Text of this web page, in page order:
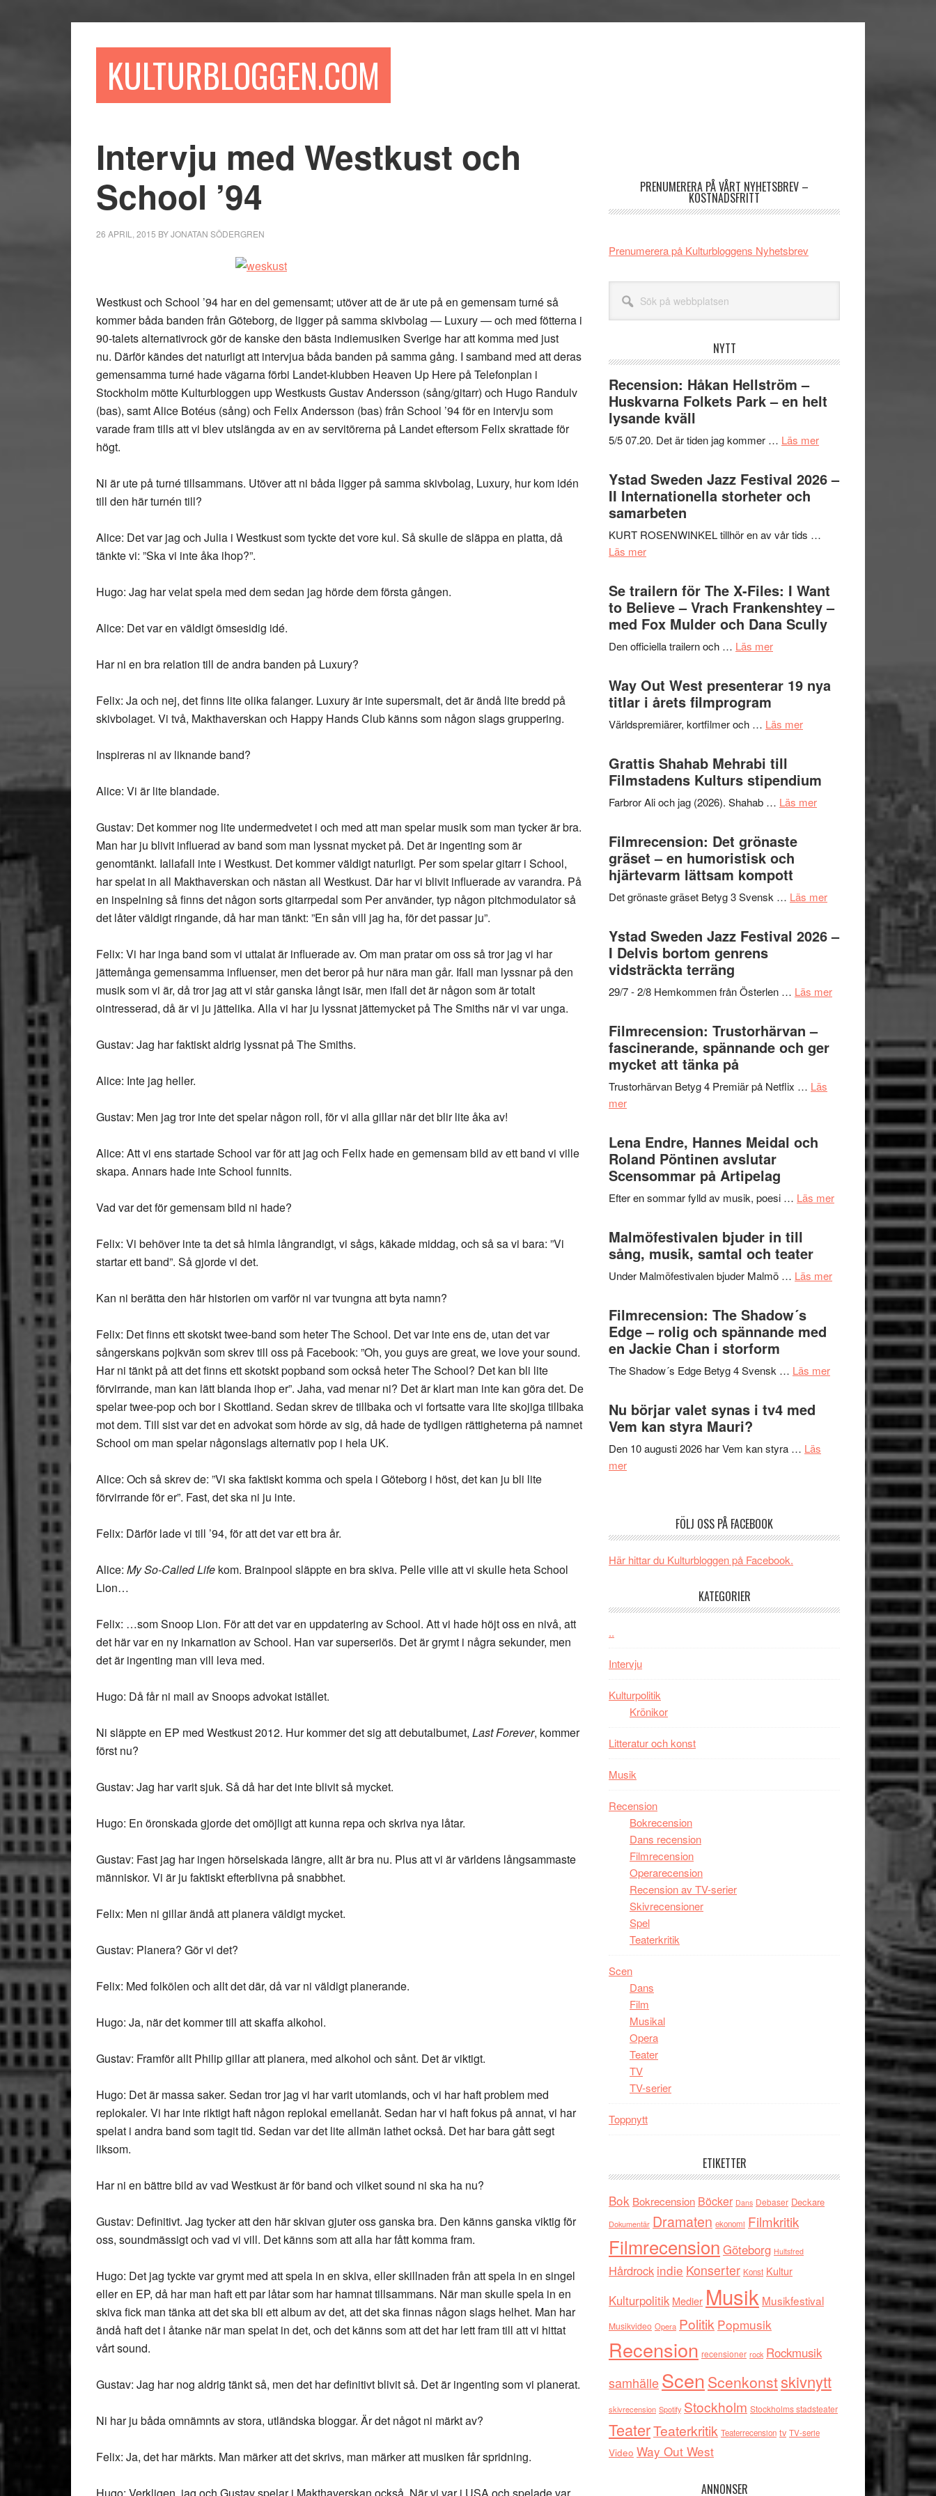
KULTURBLOGGEN.COM
Intervju med Westkust och
School ’94
26 APRIL, 2015 BYJONATAN SÖDERGREN
Westkust och School ’94 har en del gemensamt; utöver att de är ute på en gemensam turné så
kommer båda banden från Göteborg, de ligger på samma skivbolag — Luxury — och med fötterna i
90-talets alternativrock gör de kanske den bästa indiemusiken Sverige har att komma med just
nu. Därför kändes det naturligt att intervjua båda banden på samma gång. I samband med att deras
gemensamma turné hade vägarna förbi Landet-klubben Heaven Up Here på Telefonplan i
Stockholm mötte Kulturbloggen upp Westkusts Gustav Andersson (sång/gitarr) och Hugo Randulv
(bas), samt Alice Botéus (sång) och Felix Andersson (bas) från School ’94 för en intervju som
varade fram tills att vi blev utslängda av en av servitörerna på Landet eftersom Felix skrattade för
högt.
Ni är ute på turné tillsammans. Utöver att ni båda ligger på samma skivbolag, Luxury, hur kom idén
till den här turnén till?
Alice: Det var jag och Julia i Westkust som tyckte det vore kul. Så skulle de släppa en platta, då
tänkte vi: ”Ska vi inte åka ihop?”.
Hugo: Jag har velat spela med dem sedan jag hörde dem första gången.
Alice: Det var en väldigt ömsesidig idé.
Har ni en bra relation till de andra banden på Luxury?
Felix: Ja och nej, det finns lite olika falanger. Luxury är inte supersmalt, det är ändå lite bredd på
skivbolaget. Vi två, Makthaverskan och Happy Hands Club känns som någon slags gruppering.
Inspireras ni av liknande band?
Alice: Vi är lite blandade.
Gustav: Det kommer nog lite undermedvetet i och med att man spelar musik som man tycker är bra.
Man har ju blivit influerad av band som man lyssnat mycket på. Det är ingenting som är
genomtänkt. Iallafall inte i Westkust. Det kommer väldigt naturligt. Per som spelar gitarr i School,
har spelat in all Makthaverskan och nästan all Westkust. Där har vi blivit influerade av varandra. På
en inspelning så finns det någon sorts gitarrpedal som Per använder, typ någon pitchmodulator så
det låter väldigt ringande, då har man tänkt: ”En sån vill jag ha, för det passar ju”.
Felix: Vi har inga band som vi uttalat är influerade av. Om man pratar om oss så tror jag vi har
jättemånga gemensamma influenser, men det beror på hur nära man går. Ifall man lyssnar på den
musik som vi är, då tror jag att vi står ganska långt isär, men ifall det är någon som är totalt
ointresserad, då är vi ju jättelika. Alla vi har ju lyssnat jättemycket på The Smiths när vi var unga.
Gustav: Jag har faktiskt aldrig lyssnat på The Smiths.
Alice: Inte jag heller.
Gustav: Men jag tror inte det spelar någon roll, för vi alla gillar när det blir lite åka av!
Alice: Att vi ens startade School var för att jag och Felix hade en gemensam bild av ett band vi ville
skapa. Annars hade inte School funnits.
Vad var det för gemensam bild ni hade?
Felix: Vi behöver inte ta det så himla långrandigt, vi sågs, käkade middag, och så sa vi bara: ”Vi
startar ett band”. Så gjorde vi det.
Kan ni berätta den här historien om varför ni var tvungna att byta namn?
Felix: Det finns ett skotskt twee-band som heter The School. Det var inte ens de, utan det var
sångerskans pojkvän som skrev till oss på Facebook: ”Oh, you guys are great, we love your sound.
Har ni tänkt på att det finns ett skotskt popband som också heter The School? Det kan bli lite
förvirrande, man kan lätt blanda ihop er”. Jaha, vad menar ni? Det är klart man inte kan göra det. De
spelar twee-pop och bor i Skottland. Sedan skrev de tillbaka och vi fortsatte vara lite skojiga tillbaka
mot dem. Till sist var det en advokat som hörde av sig, då hade de tydligen rättigheterna på namnet
School om man spelar någonslags alternativ pop i hela UK.
Alice: Och så skrev de: ”Vi ska faktiskt komma och spela i Göteborg i höst, det kan ju bli lite
förvirrande för er”. Fast, det ska ni ju inte.
Felix: Därför lade vi till ’94, för att det var ett bra år.
Alice: My So-Called Life kom. Brainpool släppte en bra skiva. Pelle ville att vi skulle heta School
Lion…
Felix: …som Snoop Lion. För att det var en uppdatering av School. Att vi hade höjt oss en nivå, att
det här var en ny inkarnation av School. Han var superseriös. Det är grymt i några sekunder, men
det är ingenting man vill leva med.
Hugo: Då får ni mail av Snoops advokat istället.
Ni släppte en EP med Westkust 2012. Hur kommer det sig att debutalbumet, Last Forever, kommer
först nu?
Gustav: Jag har varit sjuk. Så då har det inte blivit så mycket.
Hugo: En öronskada gjorde det omöjligt att kunna repa och skriva nya låtar.
Gustav: Fast jag har ingen hörselskada längre, allt är bra nu. Plus att vi är världens långsammaste
människor. Vi är ju faktiskt efterblivna på snabbhet.
Felix: Men ni gillar ändå att planera väldigt mycket.
Gustav: Planera? Gör vi det?
Felix: Med folkölen och allt det där, då var ni väldigt planerande.
Hugo: Ja, när det kommer till att skaffa alkohol.
Gustav: Framför allt Philip gillar att planera, med alkohol och sånt. Det är viktigt.
Hugo: Det är massa saker. Sedan tror jag vi har varit utomlands, och vi har haft problem med
replokaler. Vi har inte riktigt haft någon replokal emellanåt. Sedan har vi haft fokus på annat, vi har
spelat i andra band som tagit tid. Sedan var det lite allmän lathet också. Det har bara gått segt
liksom.
Har ni en bättre bild av vad Westkust är för band och vilket sound ni ska ha nu?
Gustav: Definitivt. Jag tycker att den här skivan gjuter oss ganska bra. Den känns ganska viktig för
oss, soundmässigt och vad vi vill. Det känns som att alla har fått komma fram.
Hugo: Det jag tyckte var grymt med att spela in en skiva, eller skillnaden från att spela in en singel
eller en EP, då har man haft ett par låtar som har hamnat tillsammans. När man skulle spela in en
skiva fick man tänka att det ska bli ett album av det, att det ska finnas någon slags helhet. Man har
ändå haft det i åtanke när man spelat in det, och det känns som att det har lett fram till att vi hittat
vårt sound.
Gustav: Jag har nog aldrig tänkt så, men det har definitivt blivit så. Det är ingenting som vi planerat.
Ni har ju båda omnämnts av stora, utländska bloggar. Är det något ni märkt av?
Felix: Ja, det har märkts. Man märker att det skrivs, man märker att musiken får spridning.
PRENUMERERA PÅ VÅRT NYHETSBREV –
KOSTNADSFRITT
Prenumerera på Kulturbloggens Nyhetsbrev
webbplatsen
NYTT
Recension: Håkan Hellström –
Huskvarna Folkets Park – en helt
lysande kväll
5/5 07.20. Det är tiden jag kommer … Läs merom
Håkan
Hellström
Folkets
en
helt
lysande
Ystad Sweden Jazz Festival 2026 –
II Internationella storheter och
samarbeten
KURT ROSENWINKEL tillhör en av vår tids …
Läs merom
Sweden
Jazz
Festival
2026
–
Internationella
storheter
och
samarbeten
Se trailern för The X-Files: I Want
to Believe – Vrach Frankenshtey –
med Fox Mulder och Dana Scully
Den officiella trailern och … Läs merom
trailern
för
X-
I
Want
to
Believe
Vrach
Frankenshtey
–
med
Mulder
och
Way Out West presenterar 19 nya
titlar i årets filmprogram
Världspremiärer, kortfilmer och … Läs merom
presenterar
19
Grattis Shahab Mehrabi till
Filmstadens Kulturs stipendium
Farbror Ali och jag (2026). Shahab … Läs merom
Kulturs
Filmrecension: Det grönaste
gräset – en humoristisk och
hjärtevarm lättsam kompott
Det grönaste gräset Betyg 3 Svensk … Läs merom
en
hjärtevarm
Ystad Sweden Jazz Festival 2026 –
I Delvis bortom genrens
vidsträckta terräng
29/7 - 2/8 Hemkommen från Österlen … Läs merom
Festival
genrens
vidsträckta
Filmrecension: Trustorhärvan –
fascinerande, spännande och ger
mycket att tänka på
Trustorhärvan Betyg 4 Premiär på Netflix … Läs
merom
Trustorhärvan
–
fascinerande,
spännande
och
mycket
att
tänka
Lena Endre, Hannes Meidal och
Roland Pöntinen avslutar
Scensommar på Artipelag
Efter en sommar fylld av musik, poesi … Läs merom
Hannes
Roland
Pöntinen
Scensommar
Artipelag
Malmöfestivalen bjuder in till
sång, musik, samtal och teater
Under Malmöfestivalen bjuder Malmö … Läs merom
Malmöfestivalen
Filmrecension: The Shadow´s
Edge – rolig och spännande med
en Jackie Chan i storform
The Shadow´s Edge Betyg 4 Svensk … Läs merom
Filmrecension:
spännande
med
Nu börjar valet synas i tv4 med
Vem kan styra Mauri?
Den 10 augusti 2026 har Vem kan styra … Läs
merom
tv4
kan
FÖLJ OSS PÅ FACEBOOK
Här hittar du Kulturbloggen på Facebook.
KATEGORIER
..
Intervju
Kulturpolitik
Krönikor
Litteratur och konst
Musik
Recension
Bokrecension
Dans recension
Filmrecension
Operarecension
Recension av TV-serier
Skivrecensioner
Spel
Teaterkritik
Scen
Dans
Film
Musikal
Opera
Teater
TV
TV-serier
Toppnytt
ETIKETTER
Bok Bokrecension Böcker Dans Debaser Deckare
Dokumentär Dramaten ekonomi Filmkritik
Filmrecension Göteborg Hultsfred
Hårdrock indie Konserter Konst Kultur
Kulturpolitik Medier Musik Musikfestival
Musikvideo Opera Politik Popmusik
Recension recensioner rock Rockmusik
samhälleScen Scenkonstskivnytt
skivrecension Spotify Stockholm Stockholms stadsteater
TeaterTeaterkritik Teaterrecension tv TV-serie
Video Way Out West
ANNONSER